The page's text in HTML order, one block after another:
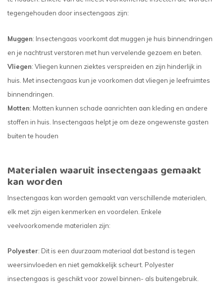
tegengehouden door insectengaas zijn:
Muggen: Insectengaas voorkomt dat muggen je huis binnendringen
en je nachtrust verstoren met hun vervelende gezoem en beten.
Vliegen: Vliegen kunnen ziektes verspreiden en zijn hinderlijk in
huis. Met insectengaas kun je voorkomen dat vliegen je leefruimtes
binnendringen.
Motten: Motten kunnen schade aanrichten aan kleding en andere
stoffen in huis. Insectengaas helpt je om deze ongewenste gasten
buiten te houden
Materialen waaruit insectengaas gemaakt
kan worden
Insectengaas kan worden gemaakt van verschillende materialen,
elk met zijn eigen kenmerken en voordelen. Enkele
veelvoorkomende materialen zijn:
Polyester: Dit is een duurzaam materiaal dat bestand is tegen
weersinvloeden en niet gemakkelijk scheurt. Polyester
insectengaas is geschikt voor zowel binnen- als buitengebruik.